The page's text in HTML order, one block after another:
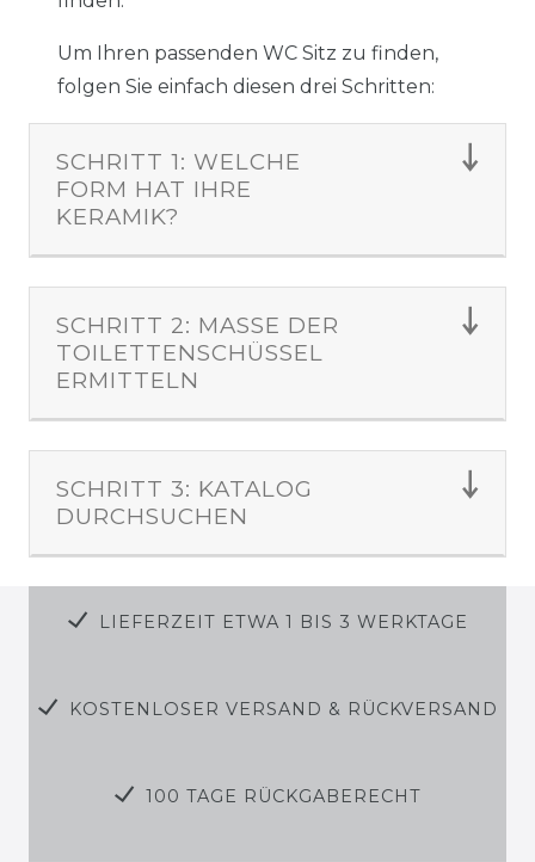
Um Ihren passenden WC Sitz zu finden,
folgen Sie einfach diesen drei Schritten:
SCHRITT 1: WELCHE
FORM HAT IHRE
KERAMIK?
SCHRITT 2: MASSE DER T
OILETTENSCHÜSSEL E
RMITTELN
SCHRITT 3: KATALOG
DURCHSUCHEN
LIEFERZEIT ETWA 1 BIS 3 WERKTAGE
KOSTENLOSER VERSAND & RÜCKVERSAND
100 TAGE RÜCKGABERECHT